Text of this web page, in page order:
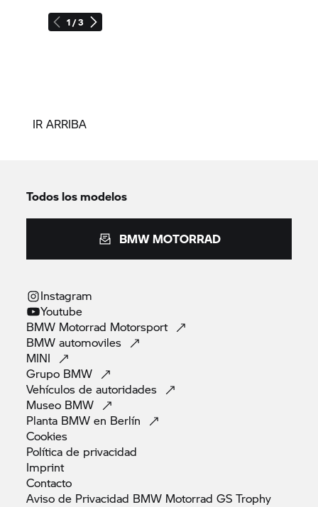
1 / 3
IR ARRIBA
Todos los modelos
BMW MOTORRAD
Instagram
Youtube
BMW Motorrad Motorsport
BMWautomoviles
MINI
Grupo BMW
Vehículos deautoridades
Museo BMW
Planta BMW en Berlín
Cookies
Política de privacidad
Imprint
Contacto
Aviso de Privacidad BMW Motorrad GSTrophy